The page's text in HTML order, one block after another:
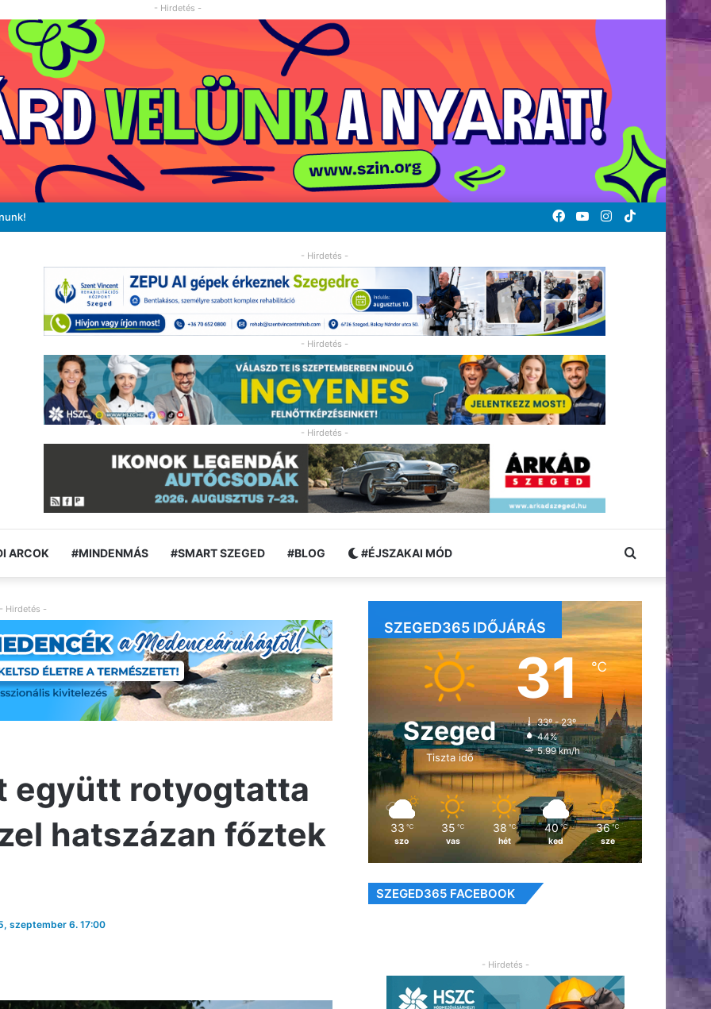
- Hirdetés -
TikTok
Instagram
YouTube
Facebook
- Hirdetés -
- Hirdetés -
- Hirdetés -
ARCOK #MINDENMÁS #SMART SZEGED #BLOG #ÉJSZAKAI MÓD Keresés:
- Hirdetés -
együtt rotyogtatta
hatszázan főztek
szeptember 6. 17:00
SZEGED365 IDŐJÁRÁS
Szeged
Tiszta idő
31℃
33º - 23º
44%
5.99 km/h
33 ℃
szo
35 ℃
vas
38 ℃
hét
40 ℃
ked
36 ℃
sze
SZEGED365 FACEBOOK
- Hirdetés -